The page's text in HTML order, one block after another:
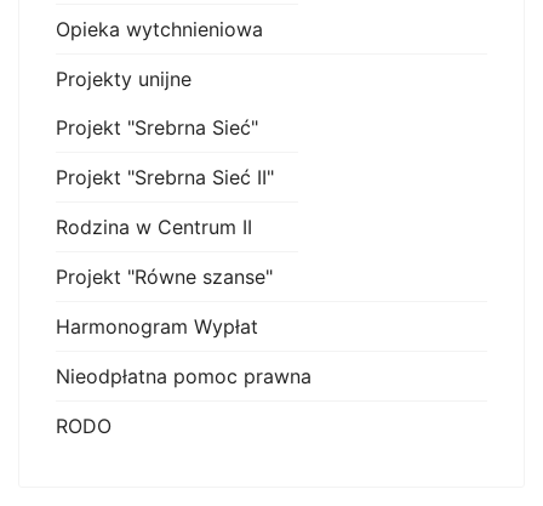
Opieka wytchnieniowa
Projekty unijne
Projekt "Srebrna Sieć"
Projekt "Srebrna Sieć II"
Rodzina w Centrum II
Projekt "Równe szanse"
Harmonogram Wypłat
Nieodpłatna pomoc prawna
RODO